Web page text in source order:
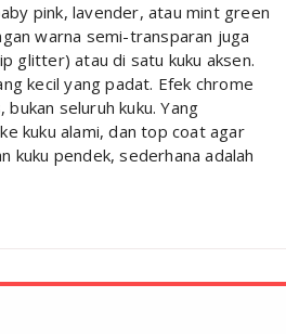
pink, lavender, atau mint green
warna semi-transparan juga
glitter) atau di satu kuku aksen.
kecil yang padat. Efek chrome
seluruh kuku. Yang
kuku alami, dan top coat agar
kuku pendek, sederhana adalah